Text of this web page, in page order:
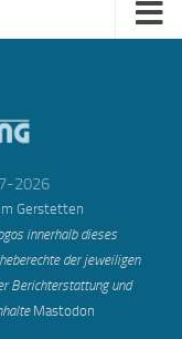
2026
Gerstetten
innerhalb dieses
der jeweiligen
Berichterstattung und
alte Mastodon